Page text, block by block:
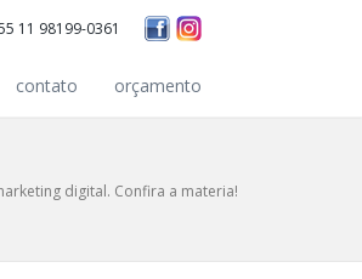
11 98199-0361
contato orçamento
digital. Confira a materia!